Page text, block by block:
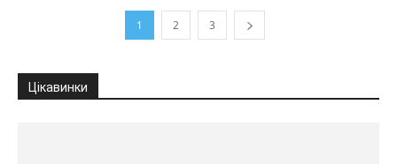
1 2 3
Цікавинки